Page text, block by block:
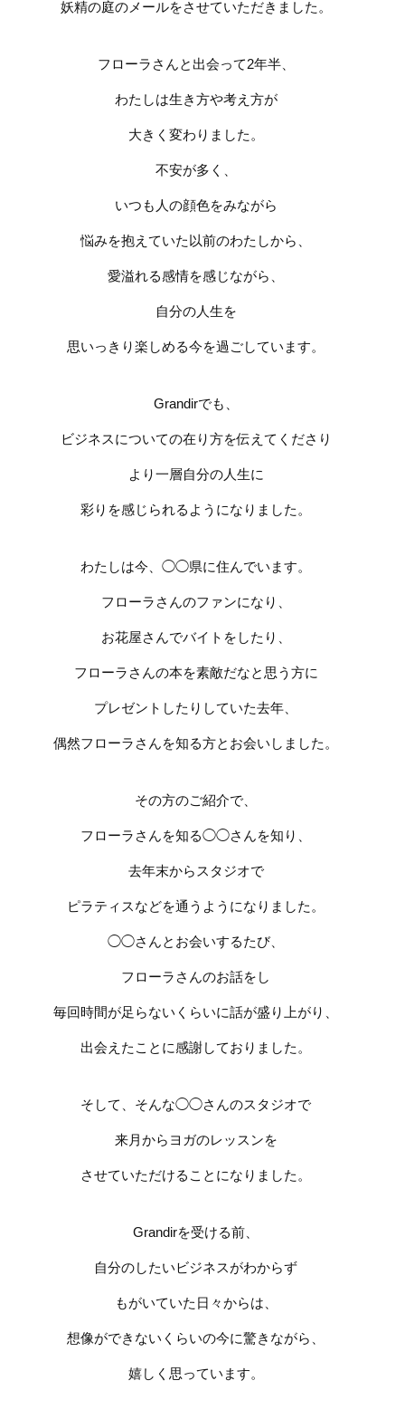
妖精の庭のメールをさせていただきました。
フローラさんと出会って2年半、
わたしは生き方や考え方が
大きく変わりました。
不安が多く、
いつも人の顔色をみながら
悩みを抱えていた以前のわたしから、
愛溢れる感情を感じながら、
自分の人生を
思いっきり楽しめる今を過ごしています。
Grandirでも、
ビジネスについての在り方を伝えてくださり
より一層自分の人生に
彩りを感じられるようになりました。
わたしは今、◯◯県に住んでいます。
フローラさんのファンになり、
お花屋さんでバイトをしたり、
フローラさんの本を素敵だなと思う方に
プレゼントしたりしていた去年、
偶然フローラさんを知る方とお会いしました。
その方のご紹介で、
フローラさんを知る◯◯さんを知り、
去年末からスタジオで
ピラティスなどを通うようになりました。
◯◯さんとお会いするたび、
フローラさんのお話をし
毎回時間が足らないくらいに話が盛り上がり、
出会えたことに感謝しておりました。
そして、そんな◯◯さんのスタジオで
来月からヨガのレッスンを
させていただけることになりました。
Grandirを受ける前、
自分のしたいビジネスがわからず
もがいていた日々からは、
想像ができないくらいの今に驚きながら、
嬉しく思っています。